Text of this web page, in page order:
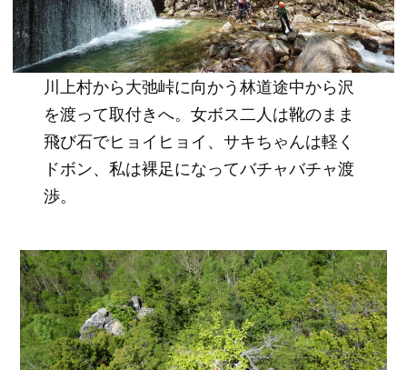
川上村から大弛峠に向かう林道途中から沢
を渡って取付きへ。女ボス二人は靴のまま
飛び石でヒョイヒョイ、サキちゃんは軽く
ドボン、私は裸足になってバチャバチャ渡
渉。